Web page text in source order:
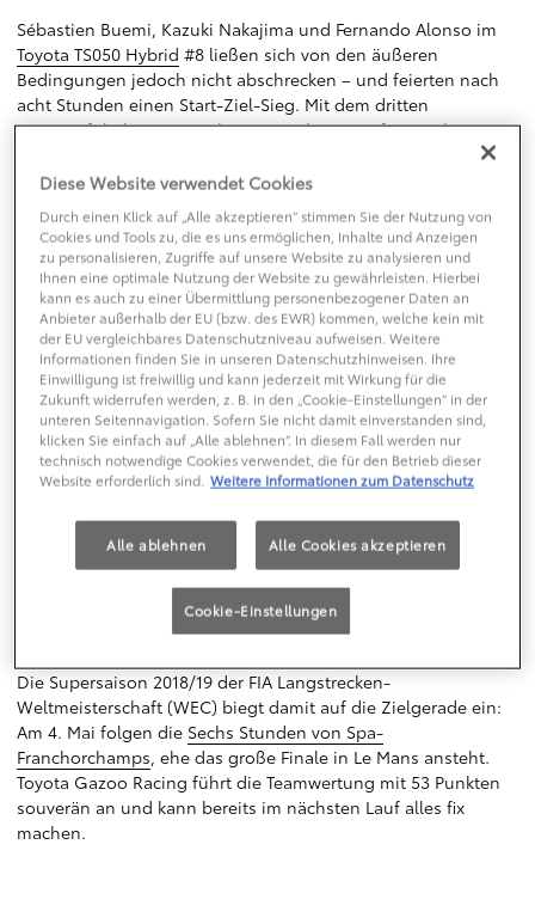
Sébastien Buemi, Kazuki Nakajima und Fernando Alonso im
Toyota TS050 Hybrid #8 ließen sich von den äußeren
Bedingungen jedoch nicht abschrecken – und feierten nach
acht Stunden einen Start-Ziel-Sieg. Mit dem dritten
Saisonerfolg bauten sie ihre WM-Führung auf 15 Punkte aus.
Mike Conway, Kamui Kobayashi und José María López im
zweiten Toyota Rennwagen lieferten sich ein packendes Duell
mit den Führenden, was nicht zuletzt die schnellste
Rennrunde mit einer Minute und 41,8 Sekunden belegt. Ein
kleiner Kontakt mit einem anderen Fahrzeug und der damit
verbundene vierminütige Boxenstopp sorgten jedoch für
einen uneinholbaren Rückstand von einer Runde. Mit dem
zweiten Platz hat das Trio aber weiterhin die Chance auf den
WM-Titel.
„Ich freue mich sehr, dass Toyota Gazoo Racing und unser
TS050 Hybrid die ersten Gewinner der 1.000 Meilen von
Sebring sind. Unser Besuch in Sebring war herausfordernd,
aber erfolgreich“, erklärt Teampräsident Hisatake Murata. „Alle
im Team haben sich sehr gut auf die unterschiedlichen
Anforderungen eingestellt, um dieses Ergebnis zu erreichen.
Ihnen gilt mein Dank genauso wie den Fans hier in Florida,
die mit ihrer Leidenschaft für den Langstreckensport und
ihrem herzlichen Empfang unseren ersten Besuch hier zu
etwas ganz Besonderem gemacht haben.“
Die Supersaison 2018/19 der FIA Langstrecken-
Weltmeisterschaft (WEC) biegt damit auf die Zielgerade ein:
Am 4. Mai folgen die Sechs Stunden von Spa-
Franchorchamps, ehe das große Finale in Le Mans ansteht.
Toyota Gazoo Racing führt die Teamwertung mit 53 Punkten
souverän an und kann bereits im nächsten Lauf alles fix
machen.
Diese Website verwendet Cookies
Durch einen Klick auf „Alle akzeptieren“ stimmen Sie der Nutzung von
Cookies und Tools zu, die es uns ermöglichen, Inhalte und Anzeigen
zu personalisieren, Zugriffe auf unsere Website zu analysieren und
Ihnen eine optimale Nutzung der Website zu gewährleisten. Hierbei
kann es auch zu einer Übermittlung personenbezogener Daten an
Anbieter außerhalb der EU (bzw. des EWR) kommen, welche kein mit
der EU vergleichbares Datenschutzniveau aufweisen. Weitere
Informationen finden Sie in unseren Datenschutzhinweisen. Ihre
Einwilligung ist freiwillig und kann jederzeit mit Wirkung für die
Zukunft widerrufen werden, z. B. in den „Cookie-Einstellungen“ in der
unteren Seitennavigation. Sofern Sie nicht damit einverstanden sind,
klicken Sie einfach auf „Alle ablehnen“. In diesem Fall werden nur
technisch notwendige Cookies verwendet, die für den Betrieb dieser
Website erforderlich sind. Weitere Informationen zum Datenschutz
Alle ablehnen Alle Cookies akzeptieren
Cookie-Einstellungen